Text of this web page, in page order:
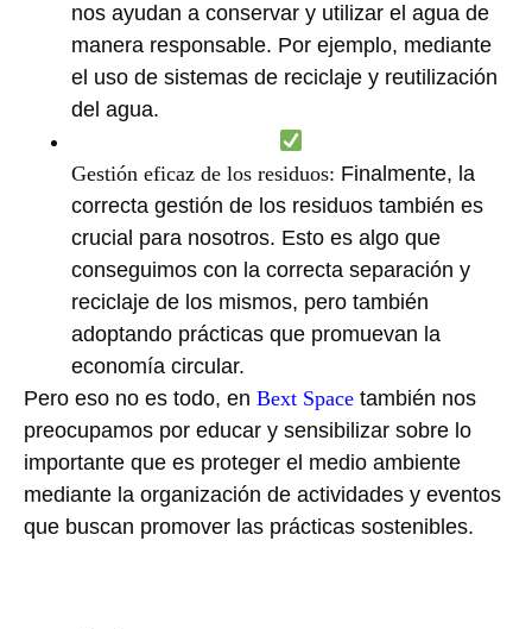
nos ayudan a conservar y utilizar el agua de
manera responsable. Por ejemplo, mediante
el uso de sistemas de reciclaje y reutilización
del agua.
Gestión eficaz de los residuos: Finalmente, la
correcta gestión de los residuos también es
crucial para nosotros. Esto es algo que
conseguimos con la correcta separación y
reciclaje de los mismos, pero también
adoptando prácticas que promuevan la
economía circular.
Pero eso no es todo, en Bext Space también nos
preocupamos por educar y sensibilizar sobre lo
importante que es proteger el medio ambiente
mediante la organización de actividades y eventos
que buscan promover las prácticas sostenibles.